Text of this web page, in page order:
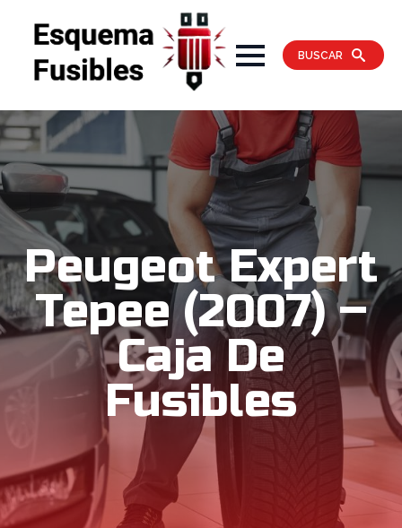
BUSCAR
Peugeot Expert
Tepee (2007) –
Caja De
Fusibles